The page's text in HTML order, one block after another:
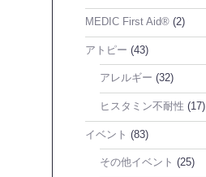
MEDIC First Aid® (2)
アトピー (43)
アレルギー (32)
ヒスタミン不耐性 (17)
イベント (83)
その他イベント (25)